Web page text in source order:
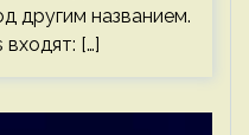
другим названием.
[…]